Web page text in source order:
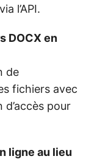
l’API.
DOCX en
de
fichiers avec
pour
ligne au lieu